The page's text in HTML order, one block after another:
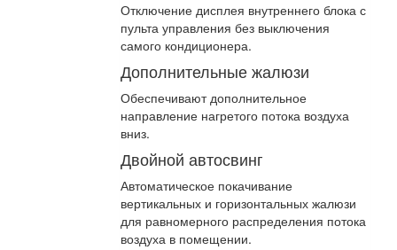
Отключение дисплея внутреннего блока с
пульта управления без выключения
самого кондиционера.
Дополнительные жалюзи
Обеспечивают дополнительное
направление нагретого потока воздуха
вниз.
Двойной автосвинг
Автоматическое покачивание
вертикальных и горизонтальных жалюзи
для равномерного распределения потока
воздуха в помещении.